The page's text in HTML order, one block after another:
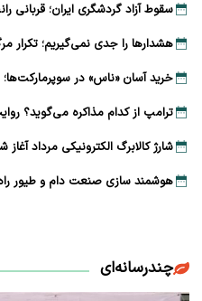
سقوط آزاد گردشگری ایران؛ قربانی
هشدارها را جدی نمی‌گیریم؛ تکرار
خرید آسان «ناس» در سوپرمارکت‌ها؛
ترامپ از کدام مذاکره می‌گوید؟
شارژ کالابرگ الکترونیکی مرداد آغاز
هوشمند سازی صنعت دام و طیور
چندرسانه‌ای